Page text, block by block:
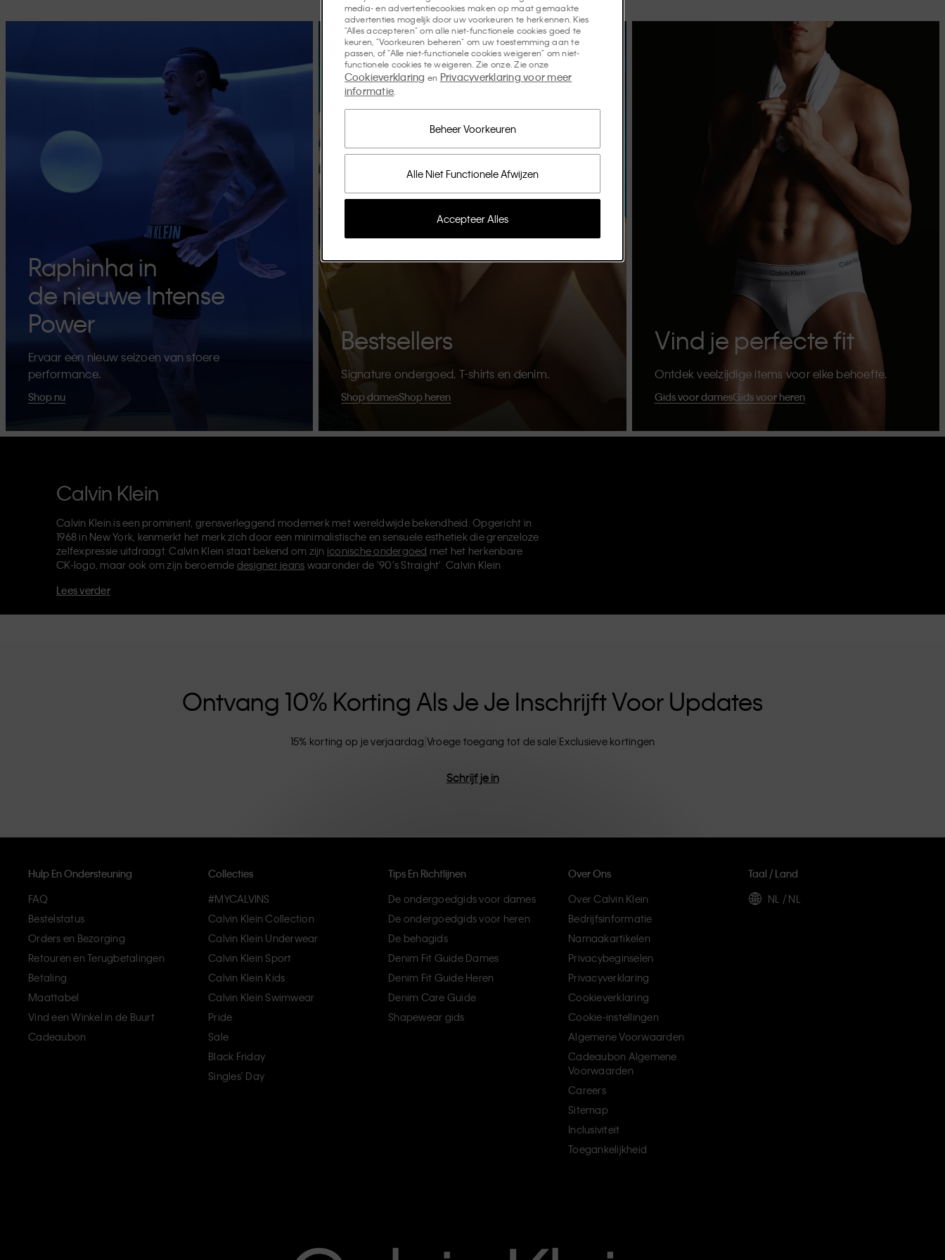
Raphinha in
de nieuwe Intense
Power
Ervaar een nieuw seizoen van stoere
performance.
Shop nu
Bestsellers
Signature ondergoed, T-shirts en denim.
Shop damesShop heren
Vind je perfecte fit
Ontdek veelzijdige items voor elke behoefte.
Gids voor damesGids voor heren
Calvin Klein
Calvin Klein is een prominent, grensverleggend modemerk met wereldwijde bekendheid. Opgericht in
1968 in New York, kenmerkt het merk zich door een minimalistische en sensuele esthetiek die grenzeloze
zelfexpressie uitdraagt. Calvin Klein staat bekend om zijn iconische ondergoed met het herkenbare
CK-logo, maar ook om zijn beroemde designer jeans waaronder de '90's Straight'. Calvin Klein
van de CK-labels - Calvin Klein, Calvin Klein Jeans, Calvin Klein Underwear,
Lees verder
Ontvang 10% Korting Als Je Je Inschrijft Voor Updates
15% korting op je verjaardag Vroege toegang tot de sale Exclusieve kortingen
Schrijf je in
Hulp En Ondersteuning
FAQ
Bestelstatus
Orders en Bezorging
Retouren en Terugbetalingen
Betaling
Maattabel
Vind een Winkel in de Buurt
Cadeaubon
Collecties
#MYCALVINS
Calvin Klein Collection
Calvin Klein Underwear
Calvin Klein Sport
Calvin Klein Kids
Calvin Klein Swimwear
Pride
Sale
Black Friday
Singles' Day
Tips En Richtlijnen
De ondergoedgids voor dames
De ondergoedgids voor heren
De behagids
Denim Fit Guide Dames
Denim Fit Guide Heren
Denim Care Guide
Shapewear gids
Over Ons
Over Calvin Klein
Bedrijfsinformatie
Namaakartikelen
Privacybeginselen
Privacyverklaring
Cookieverklaring
Cookie-instellingen
Algemene Voorwaarden
Cadeaubon Algemene
Voorwaarden
Careers
Sitemap
Inclusiviteit
Toegankelijkheid
Taal / Land
NL / NL
media- en advertentiecookies maken op maat gemaakte
advertenties mogelijk door uw voorkeuren te herkennen. Kies
"Alles accepteren" om alle niet-functionele cookies goed te
keuren, "Voorkeuren beheren" om uw toestemming aan te
passen, of "Alle niet-functionele cookies weigeren" om niet-
functionele cookies te weigeren. Zie onze. Zie onze
Cookieverklaring en Privacyverklaring voor meer
informatie
Alle Niet Functionele Afwijzen
Beheer Voorkeuren
Accepteer Alles